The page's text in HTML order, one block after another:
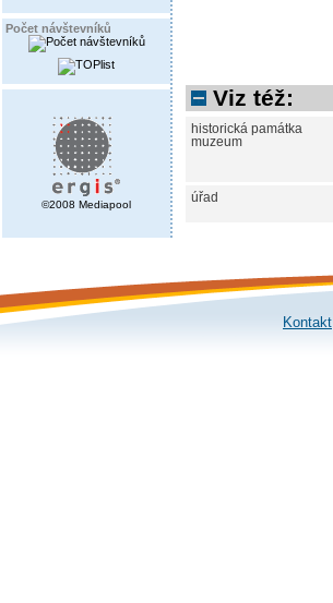
Počet návštevníků
©2008 Mediapool
Viz též:
historická památka
muzeum
úřad
Kontakt